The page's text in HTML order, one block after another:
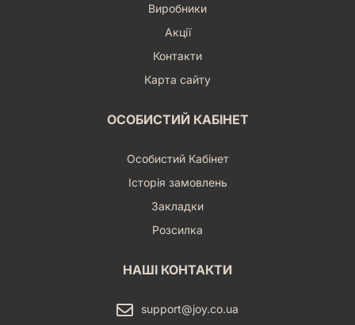
Виробники
Акції
Контакти
Карта сайту
ОСОБИСТИЙ КАБІНЕТ
Особистий Кабінет
Історія замовлень
Закладки
Розсилка
НАШІ КОНТАКТИ
support@joy.co.ua